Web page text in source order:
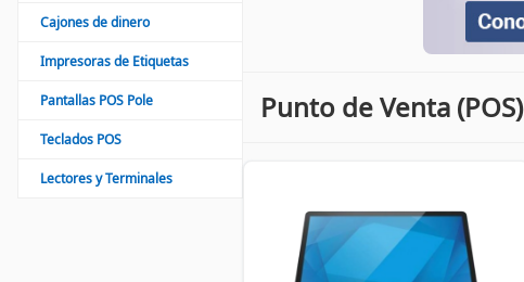
Cajones de dinero
Impresoras de Etiquetas
Pantallas POS Pole
Teclados POS
Lectores y Terminales
Punto de Venta (POS)